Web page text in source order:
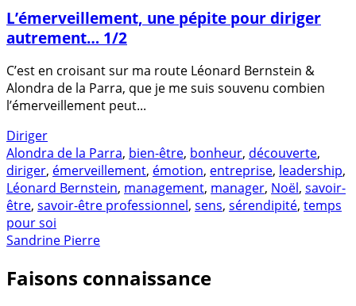
L’émerveillement, une pépite pour diriger
autrement… 1/2
C’est en croisant sur ma route Léonard Bernstein &
Alondra de la Parra, que je me suis souvenu combien
l’émerveillement peut...
Diriger
Alondra de la Parra, bien-être, bonheur, découverte,
diriger, émerveillement, émotion, entreprise, leadership,
Léonard Bernstein, management, manager, Noël, savoir-
être, savoir-être professionnel, sens, sérendipité, temps
pour soi
Sandrine Pierre
Faisons connaissance